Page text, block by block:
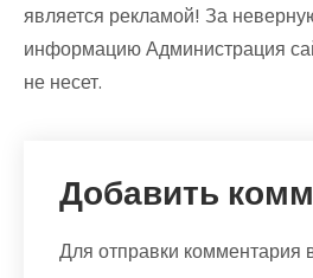
является рекламой! За
информацию Администрация
не несет.
Добавить
Для отправки комментария